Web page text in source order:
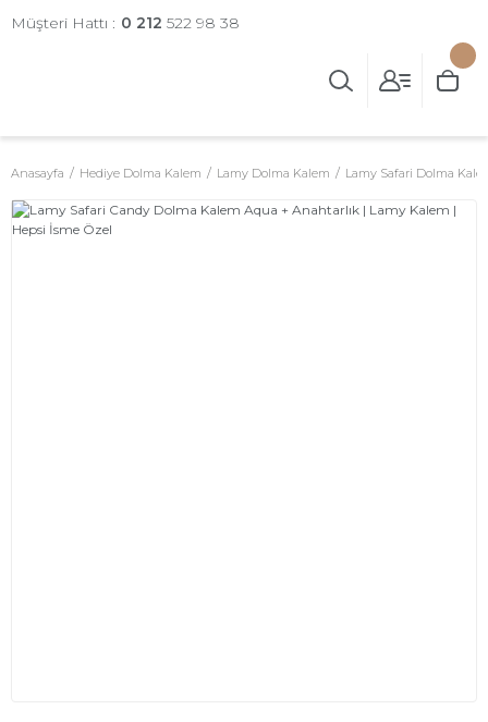
Müşteri Hattı : 0 212 522 98 38
Anasayfa Hediye Dolma Kalem Lamy Dolma Kalem Lamy Safari Dolma